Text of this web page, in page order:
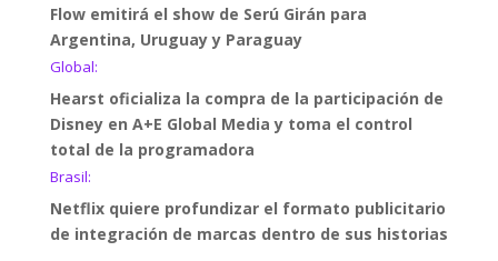
Flow emitirá el show de Serú Girán para
Argentina, Uruguay y Paraguay
Global:
Hearst oficializa la compra de la participación de
Disney en A+E Global Media y toma el control
total de la programadora
Brasil:
Netflix quiere profundizar el formato publicitario
de integración de marcas dentro de sus historias